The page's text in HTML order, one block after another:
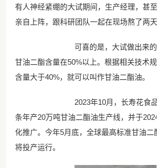
有人神经紧绷的大试期间，生产经理，甚
亲自上阵，跟科研团队一起在现场熬了两天
可喜的是，大试做出来的
甘油二酯含量在50%以上。根据相关技术
含量大于40%，就可以叫作甘油二酯油。
2023年10月，长寿花食
条年产20万吨甘油二酯油生产线，并于
化推广。今年5月底，全球最高标准甘油二
将投产运行。